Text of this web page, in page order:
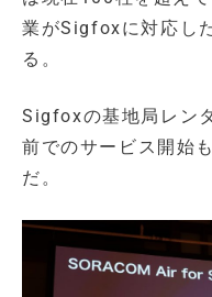
業がSigfoxに対応し
る。
Sigfoxの基地局レン
前でのサービス開始
だ。